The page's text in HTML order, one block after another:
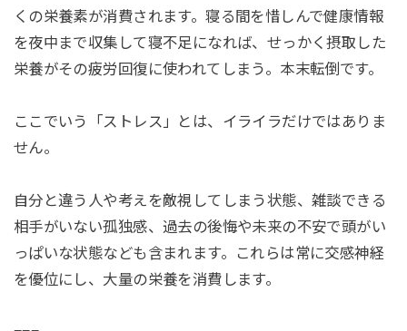
くの栄養素が消費されます。寝る間を惜しんで健康情報
を夜中まで収集して寝不足になれば、せっかく摂取した
栄養がその疲労回復に使われてしまう。本末転倒です。
ここでいう「ストレス」とは、イライラだけではありま
せん。
自分と違う人や考えを敵視してしまう状態、雑談できる
相手がいない孤独感、過去の後悔や未来の不安で頭がい
っぱいな状態なども含まれます。これらは常に交感神経
を優位にし、大量の栄養を消費します。